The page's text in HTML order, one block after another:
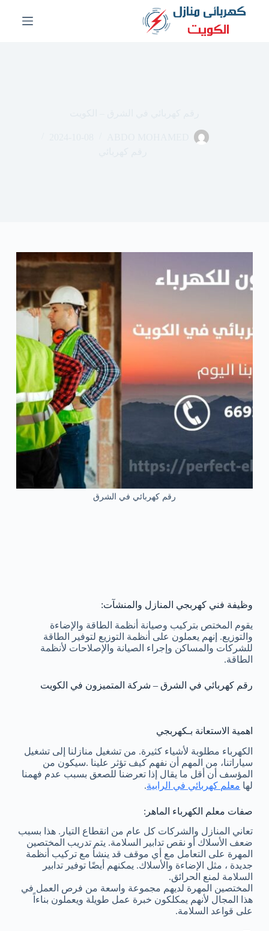
رقم كهربائي في الشرق
وظيفة فني كهربجي المنازل والمنشآت:
يقوم المختص بتركيب وصيانة أنظمة الطاقة والإضاءة
والتوزيع. إنهم يعملون على أنظمة التوزيع لتوفير الطاقة
للشركات والمساكن وإجراء الصيانة والإصلاحات لأنظمة
الطاقة.
رقم كهربائي في الشرق – شركة المتميزون في الكويت
اهمية الاستعانة بـكهربجي
الكهرباء مطلوبة لأشياء كثيرة. من تشغيل منازلنا إلى تشغيل
سياراتنا، من المهم أن نفهم كيف تؤثر علينا .سيكون من
المؤسف أن أقل ما يقال إذا تعرضنا للصعق بسبب عدم فهمنا
لها معلم كهربائي في الرابية.
صفات معلم الكهرباء الماهر:
تعاني المنازل والشركات كل عام من انقطاع التيار. هذا بسبب
ضعف الأسلاك أو نقص تدابير السلامة. يتم تدريب المختصين
المهرة على التعامل مع أي موقف قد ينشأ مع تركيب أنظمة
جديدة ، مثل الإضاءة والأسلاك. يمكنهم أيضًا توفير تدابير
السلامة لمنع الحرائق.
المختصين المهرة لديهم مجموعة واسعة من فرص العمل في
هذا المجال لأنهم يمكلكون خبرة عمل طويلة ويعملون بناءاً
على قواعد السلامة.